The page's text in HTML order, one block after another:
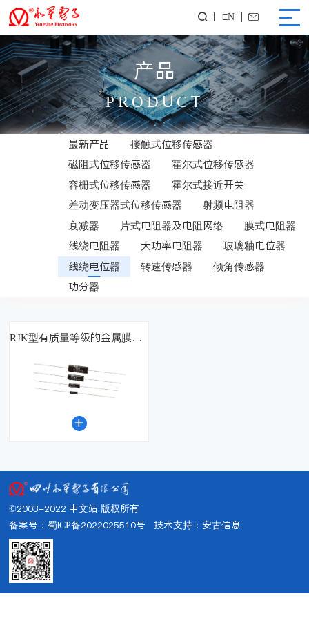
 EN 
产品
PRODUCT
最新产品
接触式位移传感器
磁阻式位移传感器
霍尔式位移传感器
容栅式位移传感器
霍尔式接近开关
差动变压器式位移传感器
射频电阻器
衰减器
片式电阻器及电阻网络
膜式电阻器
线绕电阻器
大功率电阻器
玻璃釉电位器
线绕电位器
转速传感器
倾角传感器
功分器
RJK型有质量等级的金属膜固定电阻器（国军标）

©2003-2022 中文站 版权所有
备案号：蜀ICP备2022025510号 技术支持： 安古信息